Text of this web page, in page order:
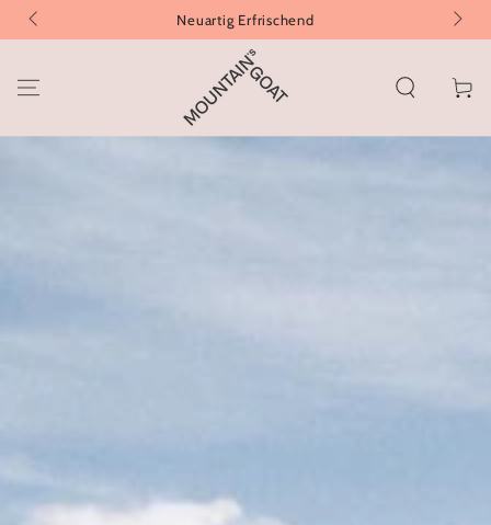
ZUM INHALT
SPRINGEN
Neuartig Erfrischend